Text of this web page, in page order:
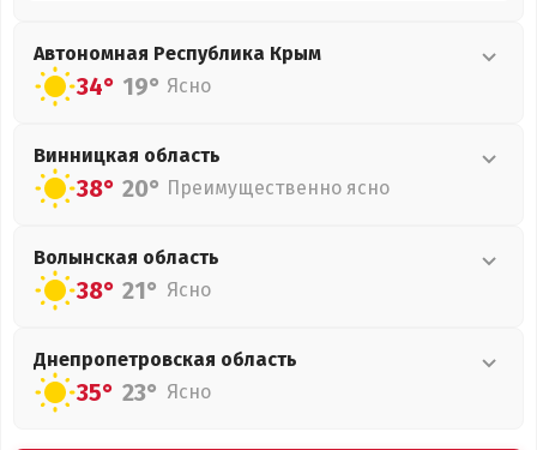
Автономная Республика Крым
34° 19° Ясно
Винницкая область
38° 20° Преимущественно ясно
Волынская область
38° 21° Ясно
Днепропетровская область
35° 23° Ясно